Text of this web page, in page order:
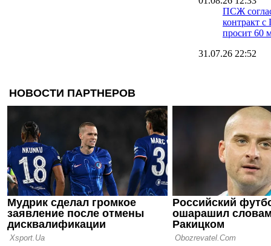
ПСЖ
контракт с
просит 60
31.07.26 22:52
23.07.26 19:26
Барселона
Штеген